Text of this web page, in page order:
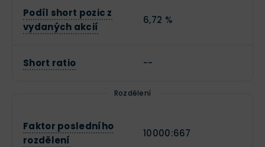
Podíl short pozic z
vydaných akcií
6,72 %
Short ratio --
Rozdělení
Faktor posledního
rozdělení
10000:667